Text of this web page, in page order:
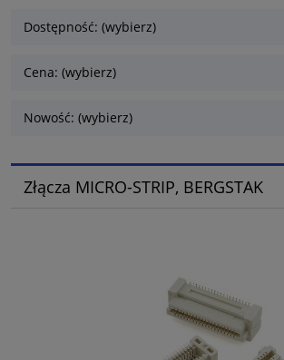
Dostępność: (wybierz)
Cena: (wybierz)
Nowość: (wybierz)
Złącza MICRO-STRIP, BERGSTAK